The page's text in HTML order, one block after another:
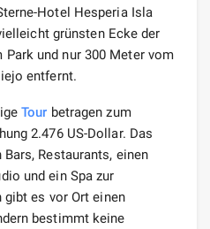
Hotel Hesperia Isla
grünsten Ecke der
Park und nur 300 Meter vom
entfernt.
Tour betragen zum
2.476 US-Dollar. Das
Restaurants, einen
und ein Spa zur
gibt es vor Ort einen
bestimmt keine